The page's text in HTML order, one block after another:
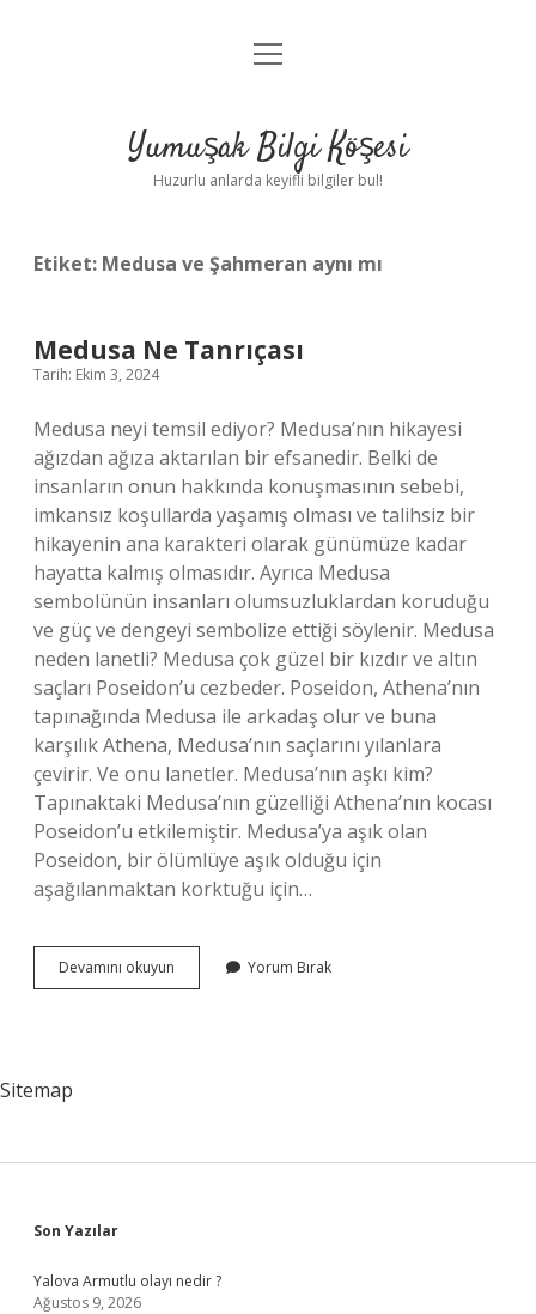
Anasayfa
Yasal Uyarı
menüyü
Yumuşak Bilgi Köşesi
Huzurlu anlarda keyifli bilgiler bul!
Etiket: Medusa ve Şahmeran aynı mı
Medusa Ne Tanrıçası
Tarih: Ekim 3, 2024
Medusa neyi temsil ediyor? Medusa’nın hikayesi
ağızdan ağıza aktarılan bir efsanedir. Belki de
insanların onun hakkında konuşmasının sebebi,
imkansız koşullarda yaşamış olması ve talihsiz bir
hikayenin ana karakteri olarak günümüze kadar
hayatta kalmış olmasıdır. Ayrıca Medusa
sembolünün insanları olumsuzluklardan koruduğu
ve güç ve dengeyi sembolize ettiği söylenir. Medusa
neden lanetli? Medusa çok güzel bir kızdır ve altın
saçları Poseidon’u cezbeder. Poseidon, Athena’nın
tapınağında Medusa ile arkadaş olur ve buna
karşılık Athena, Medusa’nın saçlarını yılanlara
çevirir. Ve onu lanetler. Medusa’nın aşkı kim?
Tapınaktaki Medusa’nın güzelliği Athena’nın kocası
Poseidon’u etkilemiştir. Medusa’ya aşık olan
Poseidon, bir ölümlüye aşık olduğu için
aşağılanmaktan korktuğu için…
Devamını okuyun Medusa
Ne
Yorum Bırak
Sitemap
Sidebar
Son Yazılar
Yalova Armutlu olayı nedir ?
Ağustos 9, 2026